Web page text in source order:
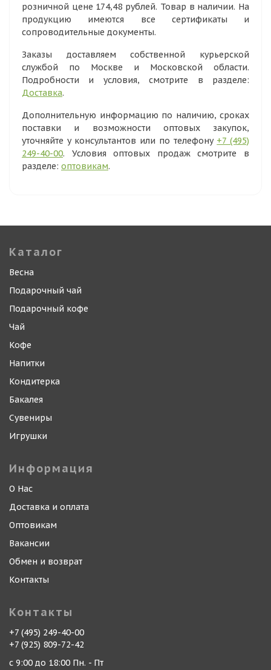
розничной цене 174,48 рублей. Товар в наличии. На
продукцию имеются все сертификаты и
сопроводительные документы.
Заказы доставляем собственной курьерской
службой по Москве и Московской области.
Подробности и условия, смотрите в разделе:
Доставка.
Дополнительную информацию по наличию, сроках
поставки и возможности оптовых закупок,
уточняйте у консультантов или по телефону +7 (495)
249-40-00. Условия оптовых продаж смотрите в
разделе: оптовикам.
Каталог
Весна
Подарочный чай
Подарочный кофе
Чай
Кофе
Напитки
Кондитерка
Бакалея
Сувениры
Игрушки
Информация
О Нас
Доставка и оплата
Оптовикам
Вакансии
Обмен и возврат
Контакты
Контакты
+7 (495) 249-40-00
+7 (925) 809-72-42
с 9:00 до 18:00 Пн. - Пт